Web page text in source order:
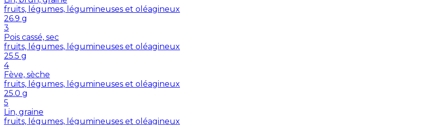
fruits, légumes, légumineuses et oléagineux
26.9 g
3
Pois cassé, sec
fruits, légumes, légumineuses et oléagineux
25.5 g
4
Fève, sèche
fruits, légumes, légumineuses et oléagineux
25.0 g
5
Lin, graine
fruits, légumes, légumineuses et oléagineux